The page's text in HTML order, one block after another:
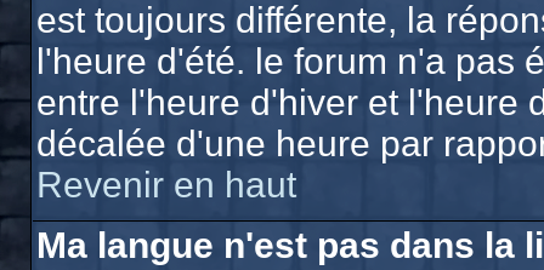
est toujours différente, la
l'heure d'été. le forum n'a pas
entre l'heure d'hiver et l'heure
décalée d'une heure par
Revenir en haut
Ma langue n'est pas dans la